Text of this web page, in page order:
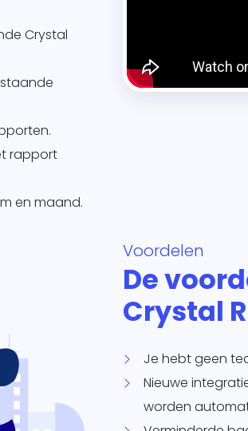
Crystal
rapport
en maand.
Voordelen
De
Crystal
Je hebt geen
Nieuwe
worden